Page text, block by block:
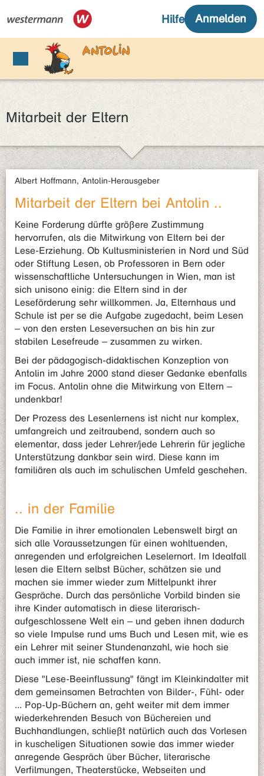
Mitarbeit der Eltern
Albert Hoffmann, Antolin-Herausgeber
Mitarbeit der Eltern bei Antolin ..
Keine Forderung dürfte größere Zustimmung
hervorrufen, als die Mitwirkung von Eltern bei der
Lese-Erziehung. Ob Kultusministerien in Nord und Süd
oder Stiftung Lesen, ob Professoren in Bern oder
wissenschaftliche Untersuchungen in Wien, man ist
sich unisono einig: die Eltern sind in der
Leseförderung sehr willkommen. Ja, Elternhaus und
Schule ist per se die Aufgabe zugedacht, beim Lesen
– von den ersten Leseversuchen an bis hin zur
stabilen Lesefreude – zusammen zu wirken.
Bei der pädagogisch-didaktischen Konzeption von
Antolin im Jahre 2000 stand dieser Gedanke ebenfalls
im Focus. Antolin ohne die Mitwirkung von Eltern –
undenkbar!
Der Prozess des Lesenlernens ist nicht nur komplex,
umfangreich und zeitraubend, sondern auch so
elementar, dass jeder Lehrer/jede Lehrerin für jegliche
Unterstützung dankbar sein wird. Diese kann im
familiären als auch im schulischen Umfeld geschehen.
.. in der Familie
Die Familie in ihrer emotionalen Lebenswelt birgt an
sich alle Voraussetzungen für einen wohltuenden,
anregenden und erfolgreichen Leselernort. Im Idealfall
lesen die Eltern selbst Bücher, schätzen sie und
machen sie immer wieder zum Mittelpunkt ihrer
Gespräche. Durch das persönliche Vorbild binden sie
ihre Kinder automatisch in diese literarisch-
aufgeschlossene Welt ein – und geben ihnen dadurch
so viele Impulse rund ums Buch und Lesen mit, wie es
ein Lehrer mit seiner Stundenanzahl, wie hoch sie
auch immer ist, nie schaffen kann.
Diese "Lese-Beeinflussung" fängt im Kleinkindalter mit
dem gemeinsamen Betrachten von Bilder-, Fühl- oder
... Pop-Up-Büchern an, geht weiter mit dem immer
wiederkehrenden Besuch von Büchereien und
Buchhandlungen, schließt natürlich auch das Vorlesen
in kuscheligen Situationen sowie das immer wieder
anregende Gespräch über Bücher, literarische
Verfilmungen, Theaterstücke, Webseiten und